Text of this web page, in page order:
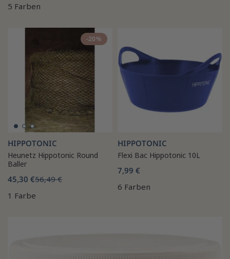
5 Farben
-20%
HIPPOTONIC
Heunetz Hippotonic Round
Baller
45,30 €56,49 €
1 Farbe
HIPPOTONIC
Flexi Bac Hippotonic 10L
7,99 €
6 Farben